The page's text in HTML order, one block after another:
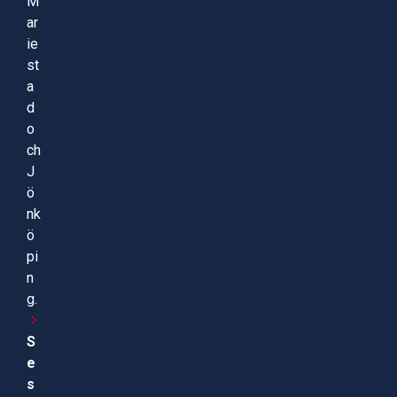
ar
ie
st
a
d
o
ch
J
ö
nk
ö
pi
n
g.
S
e
s